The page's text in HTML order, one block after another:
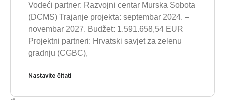
Vodeći partner: Razvojni centar Murska Sobota
(DCMS) Trajanje projekta: septembar 2024. –
novembar 2027. Budžet: 1.591.658,54 EUR
Projektni partneri: Hrvatski savjet za zelenu
gradnju (CGBC),
Nastavite čitati